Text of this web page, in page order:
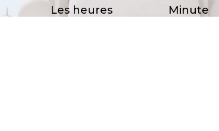
Les heures Minute